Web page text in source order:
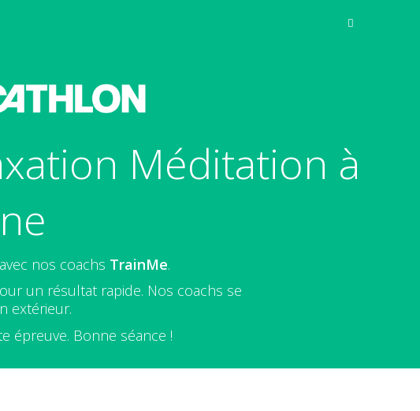
Méditation à
nos coachs TrainMe.
un résultat rapide. Nos coachs se
extérieur.
épreuve. Bonne séance !